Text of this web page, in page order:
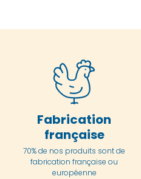
Fabrication
française
70% de nos produits sont de
fabrication française ou
européenne